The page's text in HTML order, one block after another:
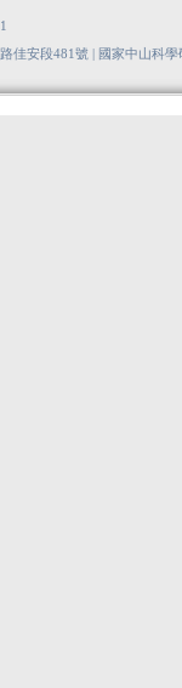
安段481號 | 國家中山科